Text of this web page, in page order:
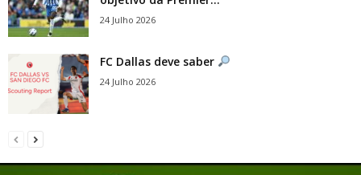
24 Julho 2026
FC Dallas deve saber
24 Julho 2026